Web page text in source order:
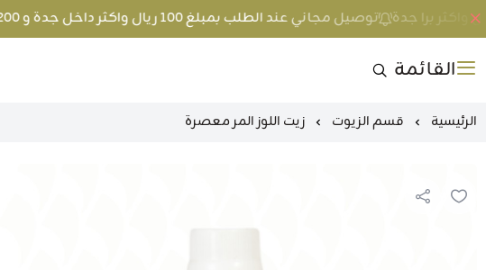
توصيل مجاني عند الطلب بمبلغ 100 ريال واكثر داخل جدة و 200 ريال واكثر برا جدة
القائمة
الرئيسية قسم الزيوت زيت اللوز المر معصرة